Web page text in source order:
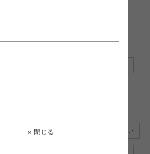
× 閉じる
関するキーワード
遮光カーテン 北欧 ベッド 緑
グ
テーブル 緑 遮光カーテン 可愛い